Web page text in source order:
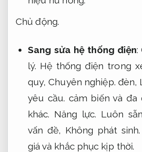
Chủ động.
Sang sửa hệ thống điện:
lý. Hệ thống điện trong
quy,Chuyên nghiệp. đèn,
yêu cầu. cảm biến và đa
khác. Năng lực. Luôn
vấn đề, Không phát sinh.
giá và khắc phục kịp thời.